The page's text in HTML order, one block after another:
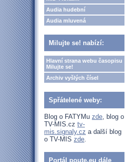
Audia hudební
Audia mluvená
Milujte se! nabízí:
Hlavní strana webu časopisu
Milujte se!
Archiv vyšlých čísel
Spřátelené weby:
Blog o FATYMu zde, blog o
TV-MIS.cz tv-
mis.signaly.cz a další blog
o TV-MIS zde.
Portál poute.eu dále